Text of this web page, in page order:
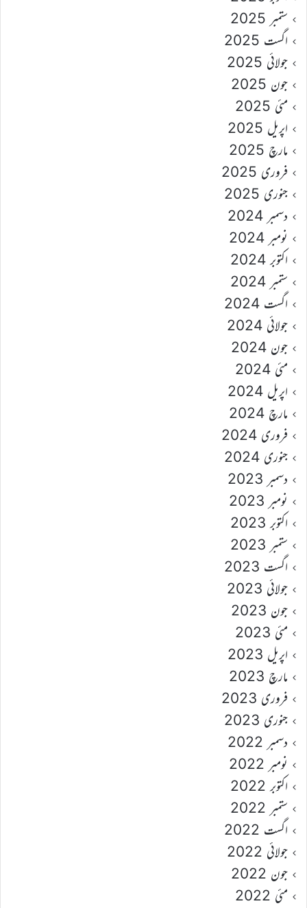
ستمبر 2025
اگست 2025
جولائی 2025
جون 2025
مئی 2025
اپریل 2025
مارچ 2025
فروری 2025
جنوری 2025
دسمبر 2024
نومبر 2024
اکتوبر 2024
ستمبر 2024
اگست 2024
جولائی 2024
جون 2024
مئی 2024
اپریل 2024
مارچ 2024
فروری 2024
جنوری 2024
دسمبر 2023
نومبر 2023
اکتوبر 2023
ستمبر 2023
اگست 2023
جولائی 2023
جون 2023
مئی 2023
اپریل 2023
مارچ 2023
فروری 2023
جنوری 2023
دسمبر 2022
نومبر 2022
اکتوبر 2022
ستمبر 2022
اگست 2022
جولائی 2022
جون 2022
مئی 2022